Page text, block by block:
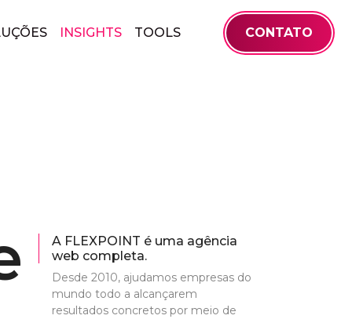
INSIGHTS TOOLS CONTATO
A FLEXPOINT é uma agência
web completa.
Desde 2010, ajudamos empresas do
mundo todo a alcançarem
resultados concretos por meio de